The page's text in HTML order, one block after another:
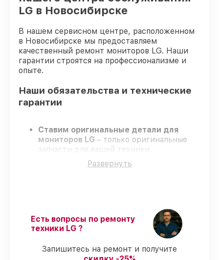
LG в Новосибирске
В нашем сервисном центре, расположенном
в Новосибирске мы предоставляем
качественный ремонт мониторов LG. Наши
гарантии строятся на профессионализме и
опыте.
Наши обязательства и технические
гарантии
Ставим оригинальные детали для
мониторов LG – только оригинальные
запчасти для вашей техники.
Сертифицированные специалисты
проходят регулярное обучение, что
– на все
услуги и детали для мониторов LG
предоставляется официальное
Развернуть
Есть вопросы по ремонту
техники LG ?
Запишитесь на ремонт и получите